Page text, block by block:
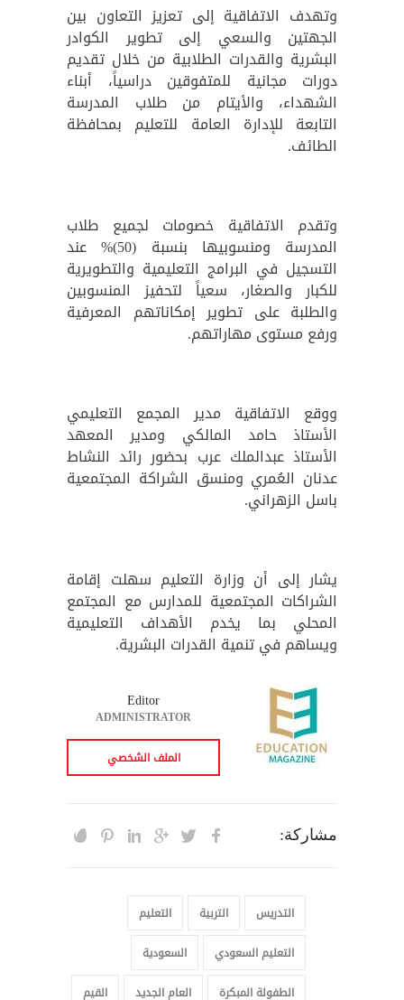
وتهدف الاتفاقية إلى تعزيز التعاون بين
الجهتين والسعي إلى تطوير الكوادر
البشرية والقدرات الطلابية من خلال تقديم
دورات مجانية للمتفوقين دراسياً، أبناء
الشهداء، والأيتام من طلاب المدرسة
التابعة للإدارة العامة للتعليم بمحافظة
الطائف.
وتقدم الاتفاقية خصومات لجميع طلاب
المدرسة ومنسوبيها بنسبة (50)% عند
التسجيل في البرامج التعليمية والتطويرية
للكبار والصغار، سعياً لتحفيز المنسوبين
والطلبة على تطوير إمكاناتهم المعرفية
ورفع مستوى مهاراتهم.
ووقع الاتفاقية مدير المجمع التعليمي
الأستاذ حامد المالكي ومدير المعهد
الأستاذ عبدالملك عرب بحضور رائد النشاط
عدنان العُمري ومنسق الشراكة المجتمعية
باسل الزهراني.
يشار إلى أن وزارة التعليم سهلت إقامة
الشراكات المجتمعية للمدارس مع المجتمع
المحلي بما يخدم الأهداف التعليمية
ويساهم في تنمية القدرات البشرية.
Editor
ADMINISTRATOR
الملف الشخصي
مشاركة:
التدريس التربية
التعليم
التعليم السعودي
السعودية
الطفولة المبكرة
العام الجديد القيم